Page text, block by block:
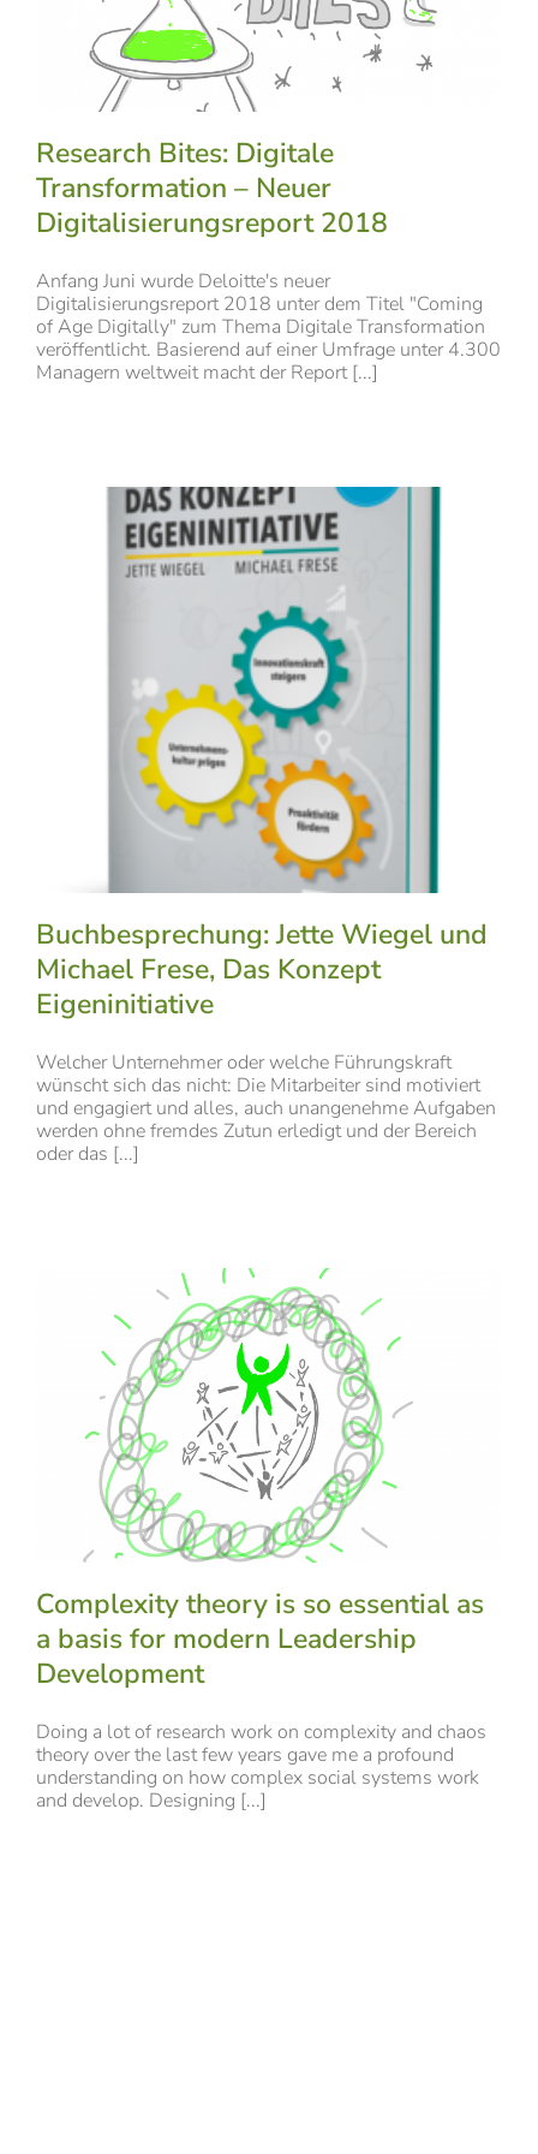
Research Bites: Digitale
Transformation – Neuer
Digitalisierungsreport 2018
Anfang Juni wurde Deloitte's neuer
Digitalisierungsreport 2018 unter dem Titel "Coming
of Age Digitally" zum Thema Digitale Transformation
veröffentlicht. Basierend auf einer Umfrage unter 4.300
Managern weltweit macht der Report [...]
Buchbesprechung: Jette Wiegel und
Michael Frese, Das Konzept
Eigeninitiative
Welcher Unternehmer oder welche Führungskraft
wünscht sich das nicht: Die Mitarbeiter sind motiviert
und engagiert und alles, auch unangenehme Aufgaben
werden ohne fremdes Zutun erledigt und der Bereich
oder das [...]
Complexity theory is so essential as
a basis for modern Leadership
Development
Doing a lot of research work on complexity and chaos
theory over the last few years gave me a profound
understanding on how complex social systems work
and develop. Designing [...]